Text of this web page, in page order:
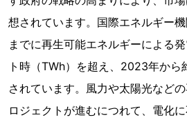
想されています。国際エネルギー
までに再生可能エネルギーによる
ト時（TWh）を超え、2023年から
されています。風力や太陽光など
ロジェクトが進むにつれて、電化